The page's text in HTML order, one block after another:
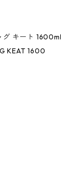
グ キート 1600ml
KEAT 1600